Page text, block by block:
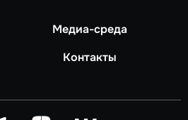
Медиа-среда
Контакты